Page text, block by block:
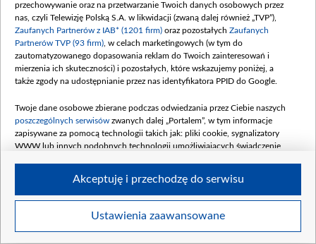
przechowywanie oraz na przetwarzanie Twoich danych osobowych przez
nas, czyli Telewizję Polską S.A. w likwidacji (zwaną dalej również „TVP”),
Zaufanych Partnerów z IAB* (1201 firm) oraz pozostałych Zaufanych
Partnerów TVP (93 firm) , w celach marketingowych (w tym do
zautomatyzowanego dopasowania reklam do Twoich zainteresowań i
mierzenia ich skuteczności) i pozostałych, które wskazujemy poniżej, a
także zgody na udostępnianie przez nas identyfikatora PPID do Google.
Twoje dane osobowe zbierane podczas odwiedzania przez Ciebie naszych
poszczególnych serwisów zwanych dalej „Portalem”, w tym informacje
zapisywane za pomocą technologii takich jak: pliki cookie, sygnalizatory
WWW lub innych podobnych technologii umożliwiających świadczenie
Twoje dane osobowe zbierane podczas odwiedzania przez Ciebie
Ustawienia zaawansowane
Akceptuję i przechodzę do serwisu